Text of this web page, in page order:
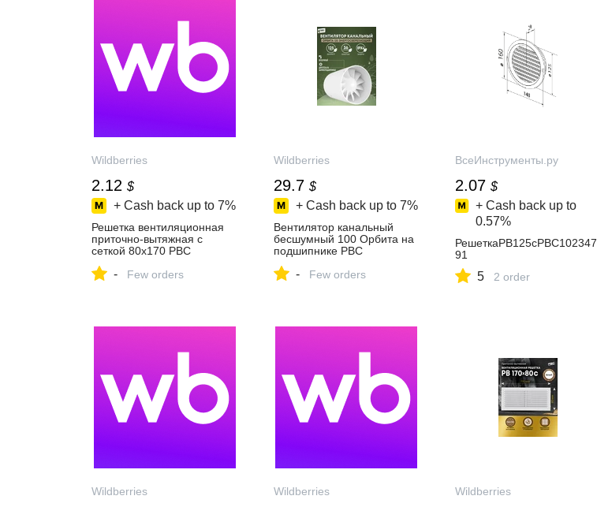
Wildberries
2.12 $
+ Cash back up to 7%
Решетка вентиляционная
приточно-вытяжная с
сеткой 80х170 РВС
в интернет‑магазине
- Few orders
Wildberries
29.7 $
+ Cash back up to 7%
Вентилятор канальный
бесшумный 100 Орбита на
подшипнике РВС
₽ в интернет‑магазине
- Few orders
ВсеИнструменты.ру
2.07 $
+ Cash back up to
0.57%
РешеткаРВ125сРВС102347
91
5 2 order
Wildberries Wildberries Wildberries